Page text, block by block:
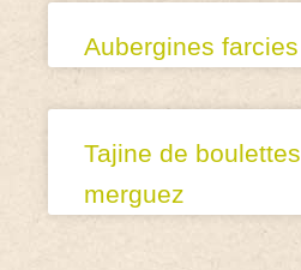
Aubergines
Tajine de
merguez